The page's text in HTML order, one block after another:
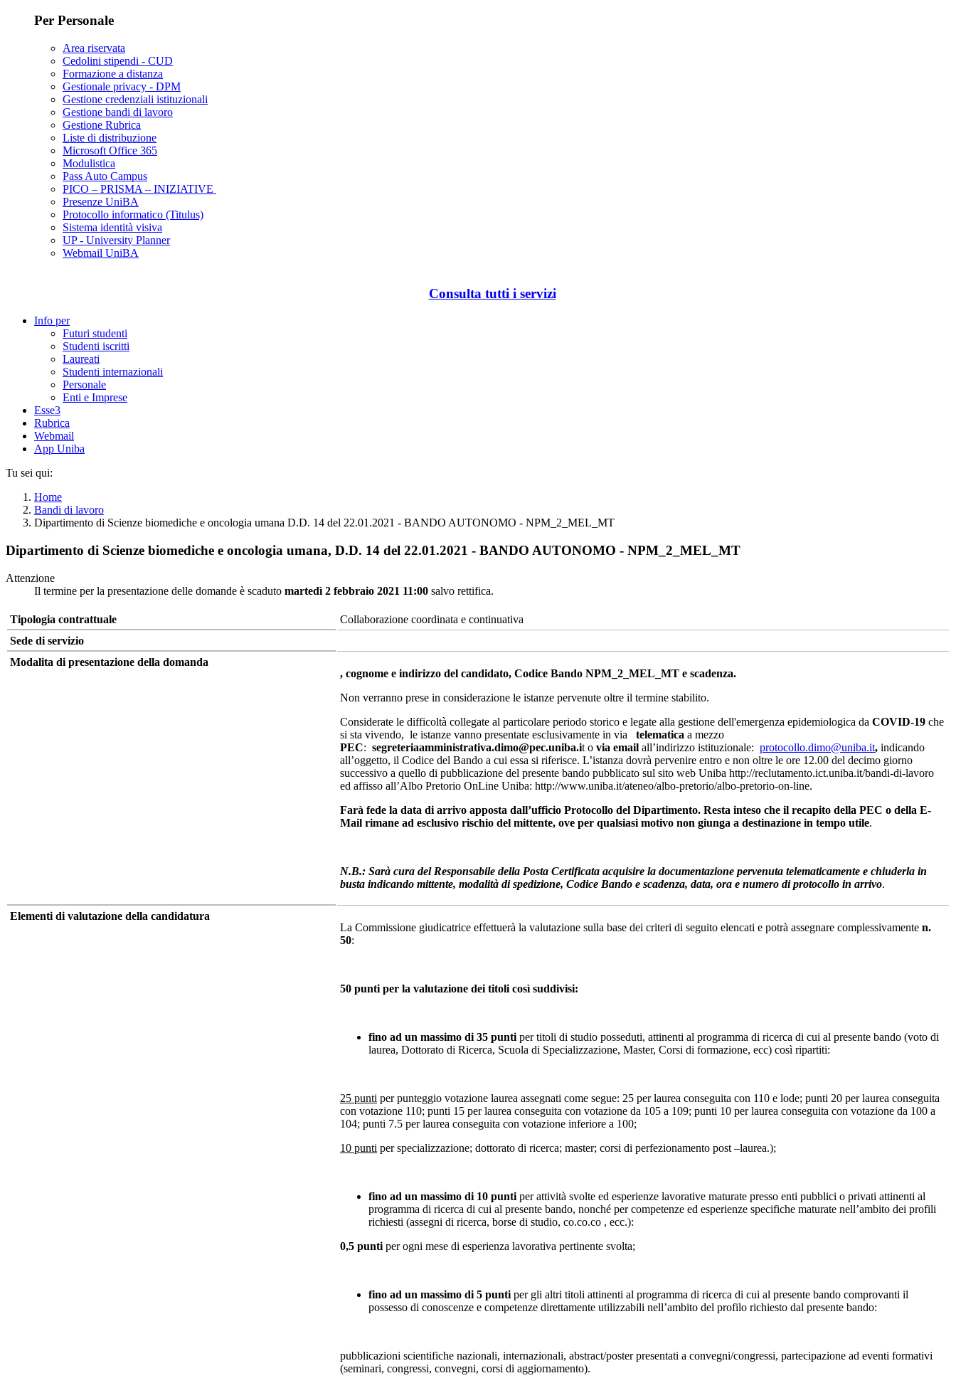
Per Personale
Area riservata
Cedolini stipendi - CUD
Formazione a distanza
Gestionale privacy - DPM
Gestione credenziali istituzionali
Gestione bandi di lavoro
Gestione Rubrica
Liste di distribuzione
Microsoft Office 365
Modulistica
Pass Auto Campus
PICO – PRISMA – INIZIATIVE
Presenze UniBA
Protocollo informatico (Titulus)
Sistema identità visiva
UP - University Planner
Webmail UniBA
Consulta tutti i servizi
Info per
Futuri studenti
Studenti iscritti
Laureati
Studenti internazionali
Personale
Enti e Imprese
Esse3
Rubrica
Webmail
App Uniba
Tu sei qui:
Home
Bandi di lavoro
Dipartimento di Scienze biomediche e oncologia umana D.D. 14 del 22.01.2021 - BANDO AUTONOMO - NPM_2_MEL_MT
Dipartimento di Scienze biomediche e oncologia umana, D.D. 14 del 22.01.2021 - BANDO AUTONOMO - NPM_2_MEL_MT
Attenzione
Il termine per la presentazione delle domande è scaduto martedì 2 febbraio 2021 11:00 salvo rettifica.
Tipologia contrattuale
Collaborazione coordinata e continuativa
Sede di servizio
Modalita di presentazione della domanda
, cognome e indirizzo del candidato, Codice Bando NPM_2_MEL_MT e scadenza.
Non verranno prese in considerazione le istanze pervenute oltre il termine stabilito.
Considerate le difficoltà collegate al particolare periodo storico e legate alla gestione dell'emergenza epidemiologica da COVID-19 che
si sta vivendo, le istanze vanno presentate esclusivamente in via
telematica a mezzo
PEC: segreteriaamministrativa.dimo@pec.uniba.it o via email all’indirizzo istituzionale: protocollo.dimo@uniba.it, indicando
all’oggetto, il Codice del Bando a cui essa si riferisce. L’istanza dovrà pervenire entro e non oltre le ore 12.00 del decimo giorno
successivo a quello di pubblicazione del presente bando pubblicato sul sito web Uniba http://reclutamento.ict.uniba.it/bandi-di-lavoro
ed affisso all’Albo Pretorio OnLine Uniba: http://www.uniba.it/ateneo/albo-pretorio/albo-pretorio-on-line.
Farà fede la data di arrivo apposta dall’ufficio Protocollo del Dipartimento. Resta inteso che il recapito della PEC o della E-
Mail rimane ad esclusivo rischio del mittente, ove per qualsiasi motivo non giunga a destinazione in tempo utile.
N.B.: Sarà cura del Responsabile della Posta Certificata acquisire la documentazione pervenuta telematicamente e chiuderla in
busta indicando mittente, modalità di spedizione, Codice Bando e scadenza, data, ora e numero di protocollo in arrivo.
Elementi di valutazione della candidatura
La Commissione giudicatrice effettuerà la valutazione sulla base dei criteri di seguito elencati e potrà assegnare complessivamente n.
50:
50 punti per la valutazione dei titoli così suddivisi:
fino ad un massimo di 35 punti per titoli di studio posseduti, attinenti al programma di ricerca di cui al presente bando (voto di
laurea, Dottorato di Ricerca, Scuola di Specializzazione, Master, Corsi di formazione, ecc) così ripartiti:
25 punti per punteggio votazione laurea assegnati come segue: 25 per laurea conseguita con 110 e lode; punti 20 per laurea conseguita
con votazione 110; punti 15 per laurea conseguita con votazione da 105 a 109; punti 10 per laurea conseguita con votazione da 100 a
104; punti 7.5 per laurea conseguita con votazione inferiore a 100;
10 punti per specializzazione; dottorato di ricerca; master; corsi di perfezionamento post –laurea.);
fino ad un massimo di 10 punti per attività svolte ed esperienze lavorative maturate presso enti pubblici o privati attinenti al
programma di ricerca di cui al presente bando, nonché per competenze ed esperienze specifiche maturate nell’ambito dei profili
richiesti (assegni di ricerca, borse di studio, co.co.co , ecc.):
0,5 punti per ogni mese di esperienza lavorativa pertinente svolta;
fino ad un massimo di 5 punti per gli altri titoli attinenti al programma di ricerca di cui al presente bando comprovanti il
possesso di conoscenze e competenze direttamente utilizzabili nell’ambito del profilo richiesto dal presente bando:
pubblicazioni scientifiche nazionali, internazionali, abstract/poster presentati a convegni/congressi, partecipazione ad eventi formativi
(seminari, congressi, convegni, corsi di aggiornamento).